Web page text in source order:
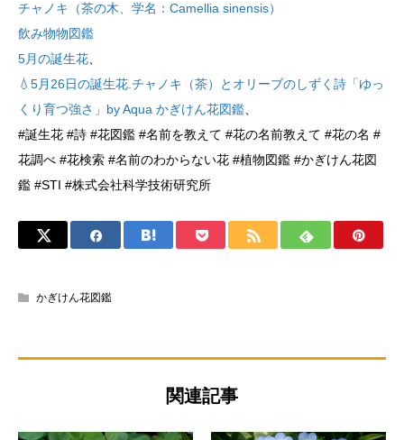
チャノキ（茶の木、学名：Camellia sinensis）
飲み物物図鑑
5月の誕生花
💧5月26日の誕生花.チャノキ（茶）とオリーブのしずく詩「ゆっ
くり育つ強さ」by Aqua かぎけん花図鑑
#誕生花 #詩 #花図鑑 #名前を教えて #花の名前教えて #花の名 #
花調べ #花検索 #名前のわからない花 #植物図鑑 #かぎけん花図
鑑 #STI #株式会社科学技術研究所
かぎけん花図鑑
関連記事